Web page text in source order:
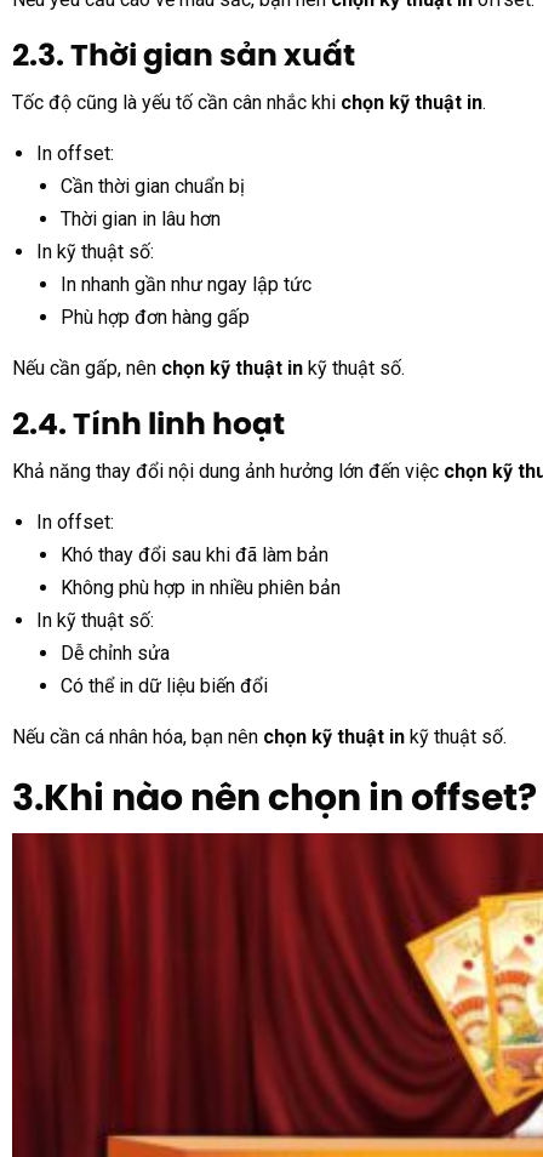
2.3. Thời gian sản xuất
Tốc độ cũng là yếu tố cần cân nhắc khi chọn kỹ thuật in.
In offset:
Cần thời gian chuẩn bị
Thời gian in lâu hơn
In kỹ thuật số:
In nhanh gần như ngay lập tức
Phù hợp đơn hàng gấp
Nếu cần gấp, nên chọn kỹ thuật in kỹ thuật số.
2.4. Tính linh hoạt
Khả năng thay đổi nội dung ảnh hưởng lớn đến việc chọn kỹ
In offset:
Khó thay đổi sau khi đã làm bản
Không phù hợp in nhiều phiên bản
In kỹ thuật số:
Dễ chỉnh sửa
Có thể in dữ liệu biến đổi
Nếu cần cá nhân hóa, bạn nên chọn kỹ thuật in kỹ thuật số.
3.Khi nào nên chọn in offset?